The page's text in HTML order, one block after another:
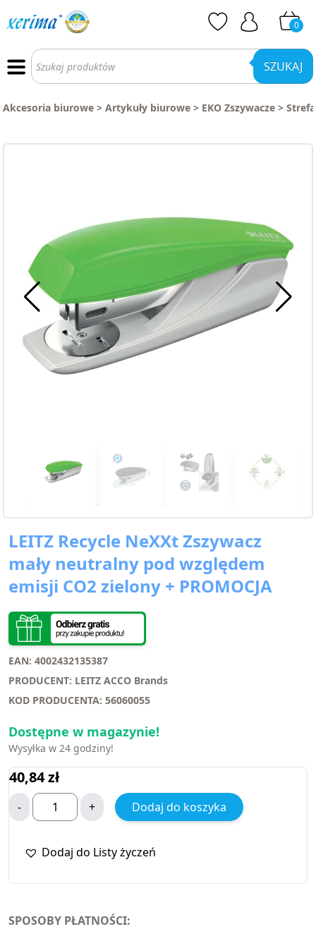
0
Wyszukiwarka
produktów SZUKAJ
Akcesoria biurowe > Artykuły biurowe > EKO Zszywacze >
LEITZ Recycle NeXXt Zszywacz
mały neutralny pod względem
emisji CO2 zielony + PROMOCJA
EAN: 4002432135387
PRODUCENT: LEITZ ACCO Brands
KOD PRODUCENTA: 56060055
Dostępne w magazynie!
Wysyłka w 24 godziny!
40,84zł
- + Dodaj do koszyka
Dodaj do Listy życzeń
SPOSOBY PŁATNOŚCI: